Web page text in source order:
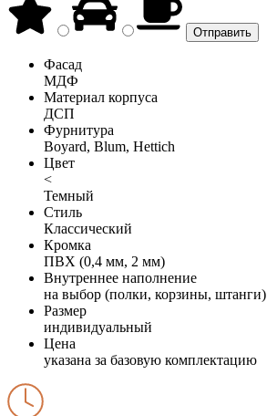
Фасад
МДФ
Материал корпуса
ДСП
Фурнитура
Boyard, Blum, Hettich
Цвет
<
Темный
Стиль
Классический
Кромка
ПВХ (0,4 мм, 2 мм)
Внутреннее наполнение
на выбор (полки, корзины, штанги)
Размер
индивидуальный
Цена
указана за базовую комплектацию